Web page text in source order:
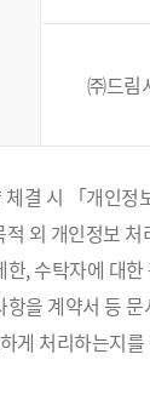
㈜드림
결 시 「개인정
외 개인정보 처
, 수탁자에 대한
을 계약서 등
게 처리하는지를